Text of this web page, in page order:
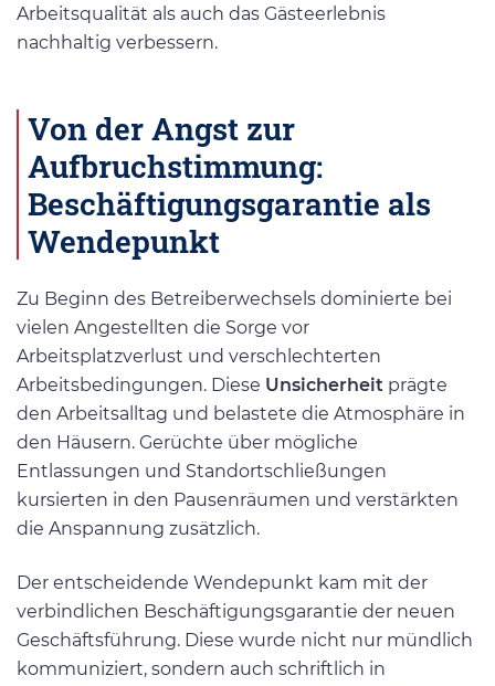
Arbeitsqualität als auch das Gästeerlebnis
nachhaltig verbessern.
Von der Angst zur
Aufbruchstimmung:
Beschäftigungsgarantie als
Wendepunkt
Zu Beginn des Betreiberwechsels dominierte bei
vielen Angestellten die Sorge vor
Arbeitsplatzverlust und verschlechterten
Arbeitsbedingungen. Diese Unsicherheit prägte
den Arbeitsalltag und belastete die Atmosphäre in
den Häusern. Gerüchte über mögliche
Entlassungen und Standortschließungen
kursierten in den Pausenräumen und verstärkten
die Anspannung zusätzlich.
Der entscheidende Wendepunkt kam mit der
verbindlichen Beschäftigungsgarantie der neuen
Geschäftsführung. Diese wurde nicht nur mündlich
kommuniziert, sondern auch schriftlich in